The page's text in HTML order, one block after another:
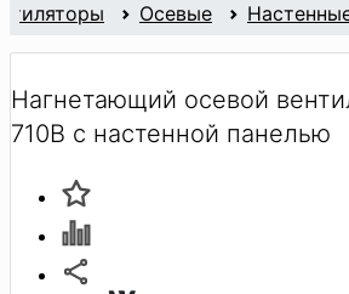
Осевые
Нагнетающий осевой
710B с настенной панелью